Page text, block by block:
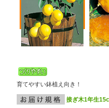
育てやすい鉢植え向き！
接ぎ木1年生